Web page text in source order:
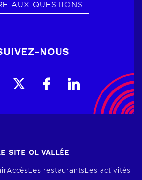
AUX QUESTIONS
NOUS
SITE OL VALLÉE
AccèsLes restaurantsLes activités